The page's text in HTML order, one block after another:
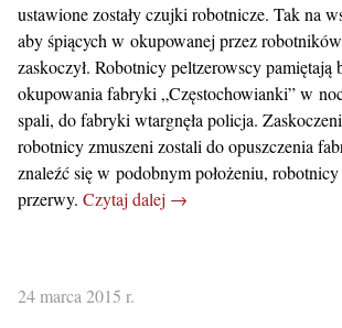
ustawione zostały czujki robotnicze. Tak na
aby śpiących w okupowanej przez
zaskoczył. Robotnicy peltzerowscy pamiętają
okupowania fabryki „Częstochowianki” w
spali, do fabryki wtargnęła policja.
robotnicy zmuszeni zostali do opuszczenia
znaleźć się w podobnym położeniu,
przerwy. Czytaj dalej →
24 marca 2015 r.